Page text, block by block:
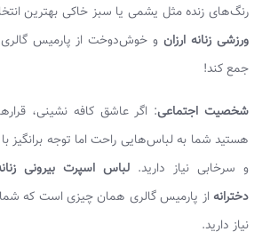
رنگ‌های زنده مثل یشمی یا سبز خاکی بهترین
ورزشی زنانه ارزانو خوش‌دوخت از پارمیس گالری
جمع کند!
شخصیت اجتماعی: اگر عاشق کافه نشینی،
هستید شما به لباس‌هایی راحت اما توجه برانگیز
و سرخابی نیاز دارید. لباس اسپرت بیرونی
دخترانه از پارمیس گالری همان چیزی است که
نیاز دارید.